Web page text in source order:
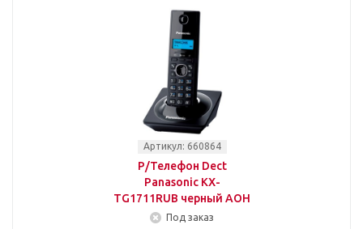
Артикул: 660864
Р/Телефон Dect
Panasonic KX-
TG1711RUB черный АОН
Под заказ